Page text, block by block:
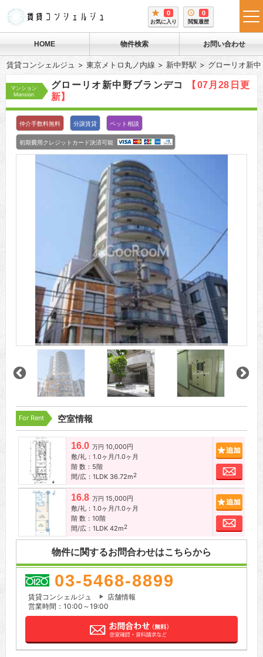
0
お気に入り
0
閲覧履歴
HOME 物件検索 お問い合わせ
賃貸コンシェルジュ 東京メトロ丸ノ内線 新中野駅 グローリオ新
マンション
Mansion
グローリオ新中野ブランデコ
【07月28日更
新】
仲介手数料無料 分譲賃貸 ペット相談
初期費用クレジットカード決済可能
For Rent 空室情報
16.0 万円 10,000円
敷/礼：1.0ヶ月/1.0ヶ月
階 数：5階
間/広：1LDK 36.72m2
お問
16.8 万円 15,000円
敷/礼：1.0ヶ月/1.0ヶ月
階 数：10階
間/広：1LDK 42m2
お問
物件に関するお問合わせはこちらから
03-5468-8899
賃貸コンシェルジュ
店舗情報
営業時間：10:00～19:00